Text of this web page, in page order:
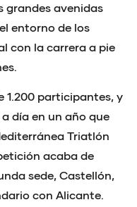
grandes avenidas
entorno de los
con la carrera a pie
1.200 participantes, y
día en un año que
Triatlón
acaba de
sede, Castellón,
con Alicante.